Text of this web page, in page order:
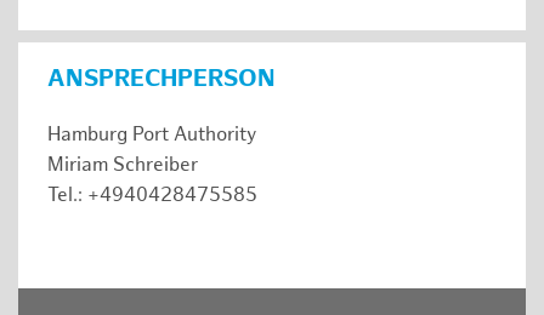
ANSPRECHPERSON
Hamburg Port Authority
Miriam Schreiber
Tel.: +4940428475585